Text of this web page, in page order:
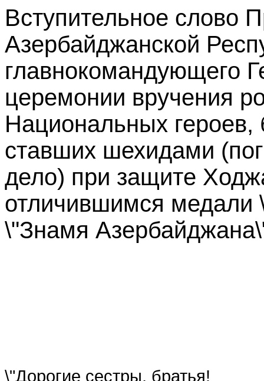
Вступительное слово
Азербайджанской
главнокомандующего
церемонии вручения
Национальных героев,
ставших шехидами
дело) при защите
отличившимся медали
\"Знамя
\"Дорогие сестры, братья!